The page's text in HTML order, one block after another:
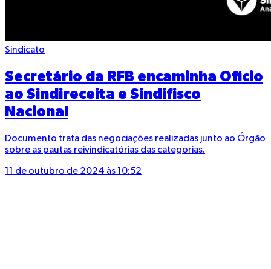
Sindicato
Secretário da RFB encaminha Ofício
ao Sindireceita e Sindifisco
Nacional
Documento trata das negociações realizadas junto ao Órgão
sobre as pautas reivindicatórias das categorias.
11 de outubro de 2024 às 10:52